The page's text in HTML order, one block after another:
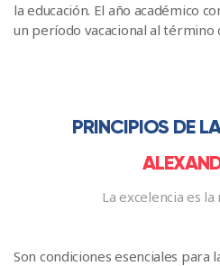
la educación. El año académico
un período vacacional al término
PRINCIPIOS DE
La excelencia es
Son condiciones esenciales para